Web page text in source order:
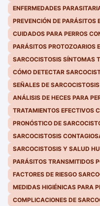
ENFERMEDADES
PREVENCIÓN DE PARÁSITOS
CUIDADOS PARA PERROS
PARÁSITOS PROTOZOARIOS
SARCOCISTOSIS SÍNTOMAS
CÓMO DETECTAR
SEÑALES DE
ANÁLISIS DE HECES PARA
TRATAMIENTOS EFECTIVOS
PRONÓSTICO DE
SARCOCISTOSIS
SARCOCISTOSIS Y SALUD
PARÁSITOS TRANSMITIDOS
FACTORES DE RIESGO
MEDIDAS HIGIÉNICAS PARA
COMPLICACIONES DE